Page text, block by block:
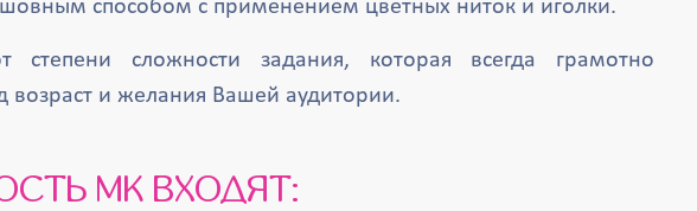
шовным способом с применением цветных ниток и иголки.
степени сложности задания, которая всегда грамотно
возраст и желания Вашей аудитории.
МК ВХОДЯТ: